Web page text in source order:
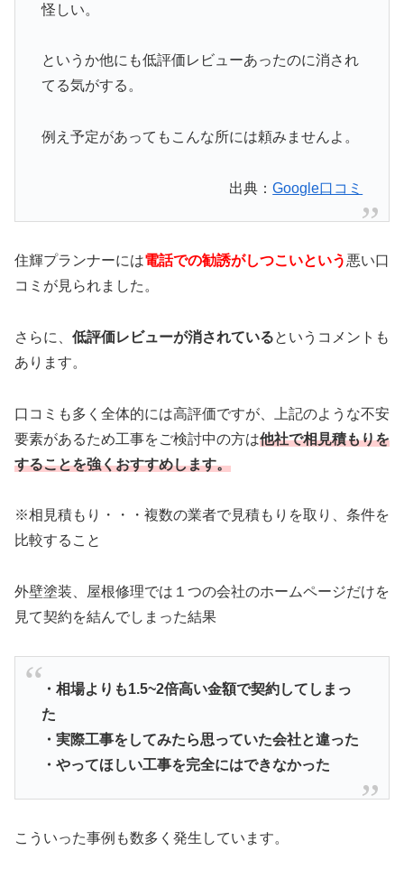
怪しい。
というか他にも低評価レビューあったのに消され
てる気がする。
例え予定があってもこんな所には頼みませんよ。
出典：Google口コミ
住輝プランナーには電話での勧誘がしつこいという 悪い口
コミが見られました。
さらに、 低評価レビューが消されているというコメントも
あります。
口コミも多く全体的には高評価ですが、上記のような不安
要素があるため工事をご検討中の方は他社で相見積もりを
することを強くおすすめします。
※相見積もり・・・複数の業者で見積もりを取り、条件を
比較すること
外壁塗装、屋根修理では１つの会社のホームページだけを
見て契約を結んでしまった結果
・相場よりも1.5~2倍高い金額で契約してしまっ
た
・実際工事をしてみたら思っていた会社と違った
・やってほしい工事を完全にはできなかった
こういった事例も数多く発生しています。